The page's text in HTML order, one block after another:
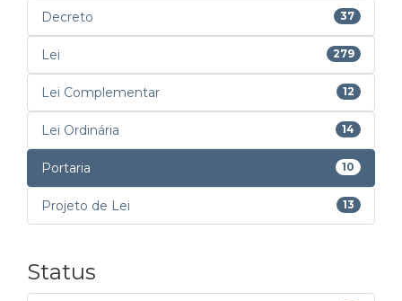
Decreto 37
Lei 279
Lei Complementar 12
Lei Ordinária 14
Portaria 10
Projeto de Lei 13
Status